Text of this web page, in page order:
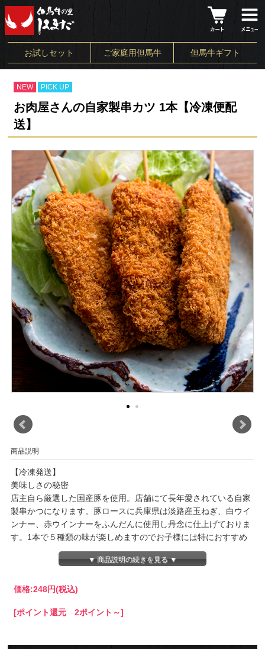
お試しセット ご家庭用但馬牛 但馬牛ギフト
NEW PICK UP
お肉屋さんの自家製串カツ 1本【冷凍便配
送】
商品説明
【冷凍発送】
美味しさの秘密
店主自ら厳選した国産豚を使用。店舗にて長年愛されている自家
製串かつになります。豚ロースに兵庫県は淡路産玉ねぎ、白ウイ
ンナー、赤ウインナーをふんだんに使用し丹念に仕上げておりま
す。1本で５種類の味が楽しめますのでお子様には特におすすめ
写真は、3本です。
▼ 商品説明の続きを見る ▼
価格:248円(税込)
[ポイント還元 2ポイント～]